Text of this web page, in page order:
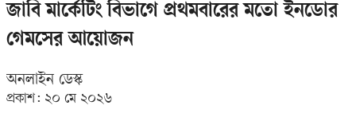
জাবি মার্কেটিং বিভাগে প্রথমবারের মতো ইনডোর
গেমসের আয়োজন
অনলাইন ডেস্ক
প্রকাশ: ২০ মে ২০২৬